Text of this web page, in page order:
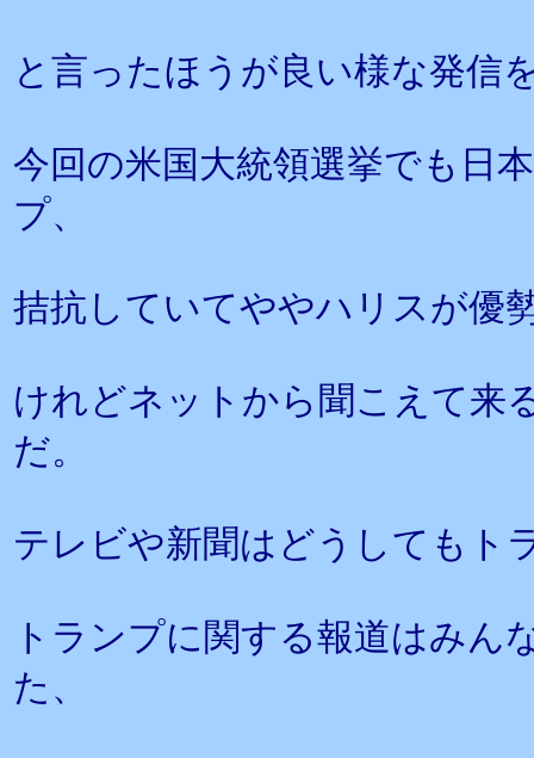
と言ったほうが良い様な発信
今回の米国大統領選挙でも日
プ、
拮抗していてややハリスが優
けれどネットから聞こえて来
だ。
テレビや新聞はどうしてもト
トランプに関する報道はみん
た、